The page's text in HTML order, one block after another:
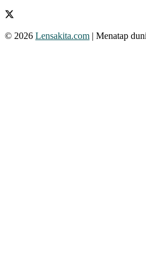
© 2026 Lensakita.com | Menatap